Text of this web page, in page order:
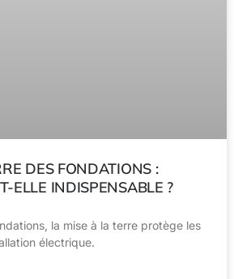
DES FONDATIONS :
ELLE INDISPENSABLE ?
la mise à la terre protège les
électrique.